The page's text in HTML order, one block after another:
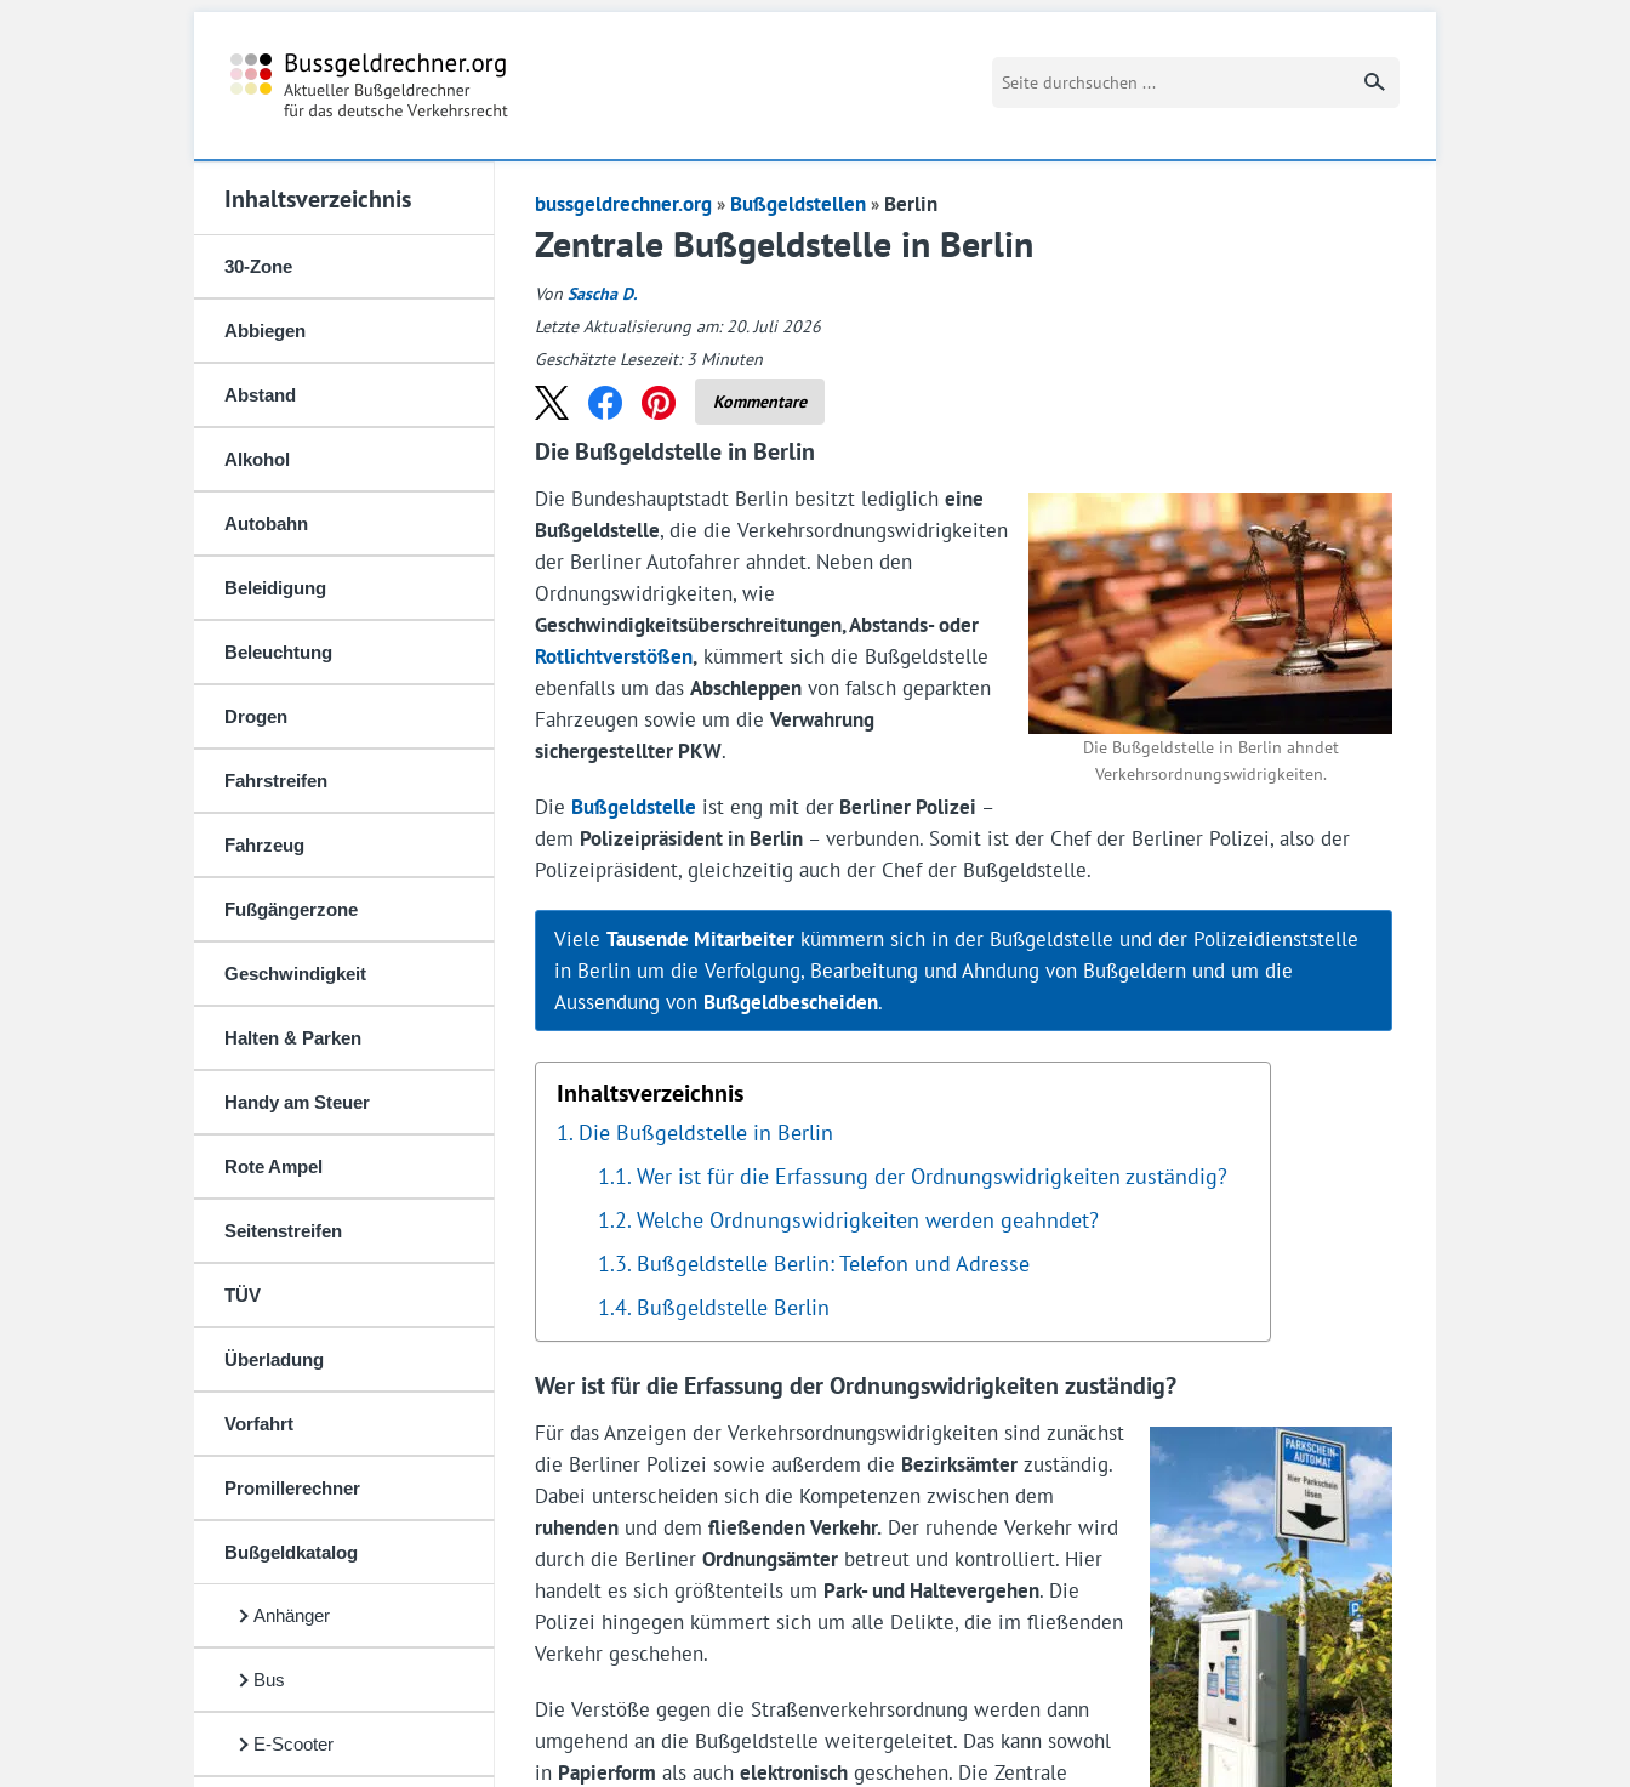
Suchbegriff eingeben
Inhaltsverzeichnis
30-Zone
Abbiegen
Abstand
Alkohol
Autobahn
Beleidigung
Beleuchtung
Drogen
Fahrstreifen
Fahrzeug
Fußgängerzone
Geschwindigkeit
Halten & Parken
Handy am Steuer
Rote Ampel
Seitenstreifen
TÜV
Überladung
Vorfahrt
Promillerechner
Bußgeldkatalog
Anhänger
Bus
E-Scooter
bussgeldrechner.org Bußgeldstellen Berlin
Zentrale Bußgeldstelle in Berlin
Von Sascha D.
Letzte Aktualisierung am: 20. Juli 2026
Geschätzte Lesezeit:3 Minuten
Kommentare
Die Bußgeldstelle in Berlin
Die Bußgeldstelle in Berlin ahndet
Verkehrsordnungswidrigkeiten.
Die Bundeshauptstadt Berlin besitzt lediglich eine
Bußgeldstelle, die die Verkehrsordnungswidrigkeiten
der Berliner Autofahrer ahndet. Neben den
Ordnungswidrigkeiten, wie
Geschwindigkeitsüberschreitungen, Abstands- oder
Rotlichtverstößen,kümmert sich die Bußgeldstelle
ebenfalls um das Abschleppenvon falsch geparkten
Fahrzeugen sowie um die Verwahrung
sichergestellter PKW.
Die Bußgeldstelle ist eng mit derBerliner Polizei –
dem Polizeipräsident in Berlin– verbunden. Somit ist der Chef der Berliner Polizei, also der
Polizeipräsident, gleichzeitig auch der Chef der Bußgeldstelle.
Viele Tausende Mitarbeiterkümmern sich in der Bußgeldstelle und der Polizeidienststelle
in Berlin um die Verfolgung, Bearbeitung und Ahndung von Bußgeldern und um die
Aussendung von Bußgeldbescheiden.
Inhaltsverzeichnis
Die Bußgeldstelle in Berlin
Wer ist für die Erfassung der Ordnungswidrigkeiten zuständig?
Welche Ordnungswidrigkeiten werden geahndet?
Bußgeldstelle Berlin: Telefon und Adresse
Bußgeldstelle Berlin
Wer ist für die Erfassung der Ordnungswidrigkeiten zuständig?
Für das Anzeigen der Verkehrsordnungswidrigkeiten sind zunächst
die Berliner Polizei sowie außerdem die Bezirksämterzuständig.
Dabei unterscheiden sich die Kompetenzen zwischen dem
ruhendenund dem fließenden Verkehr.Der ruhende Verkehr wird
durch die Berliner Ordnungsämterbetreut und kontrolliert. Hier
handelt es sich größtenteils um Park- und Haltevergehen. Die
Polizei hingegen kümmert sich um alle Delikte, die im fließenden
Verkehr geschehen.
Die Verstöße gegen die Straßenverkehrsordnung werden dann
umgehend an die Bußgeldstelle weitergeleitet. Das kann sowohl
in Papierform als auch elektronischgeschehen. Die Zentrale